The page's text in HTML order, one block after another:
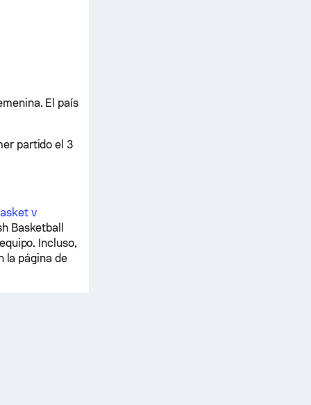
El país
partido el 3
v
Basketball
Incluso,
la página de